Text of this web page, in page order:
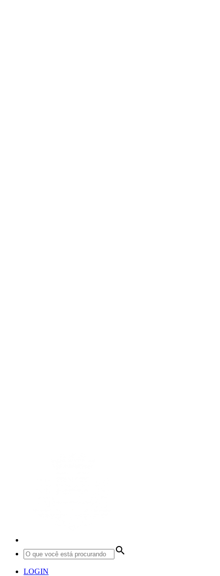
search
LOGIN